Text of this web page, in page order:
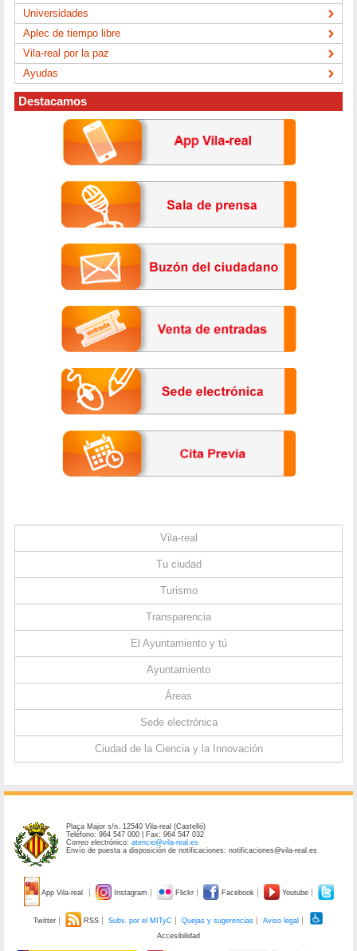
Universidades
Aplec de tiempo libre
Vila-real por la paz
Ayudas
Destacamos
Vila-real
Tu ciudad
Turismo
Transparencia
El Ayuntamiento y tú
Ayuntamiento
Áreas
Sede electrónica
Ciudad de la Ciencia y la Innovación
Plaça Major s/n. 12540 Vila-real (Castelló)
Teléfono: 964 547 000 | Fax: 964 547 032
Correo electrónico:atencio@vila-real.es
Envío de puesta a disposición de notificaciones: notificaciones@vila-real.es
App Vila-real Instagram Flickr Facebook Youtube
Twitter RSS Subv. por el MITyC Quejas y sugerencias
Aviso legal
Accesibilidad